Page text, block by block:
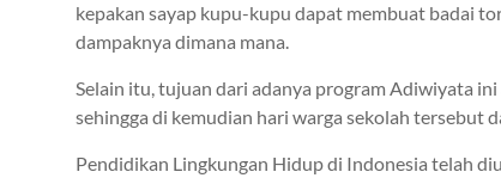
kepakan sayap kupu-kupu dapat membuat badai
dampaknya dimana mana.
Selain itu, tujuan dari adanya program Adiwiyata
sehingga di kemudian hari warga sekolah tersebut
Pendidikan Lingkungan Hidup di Indonesia telah